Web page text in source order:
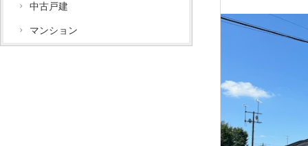
中古戸建
マンション